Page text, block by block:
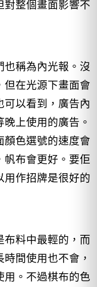
對整個畫面影響不
也稱為內光報。沒
但在光源下畫面會
可以看到，廣告內
上使用的廣告。
顏色選號的速度會
帆布會更好。要佢
用作招牌是很好的
布料中最輕的，而
間使用也不會，
用。不過棋布的色